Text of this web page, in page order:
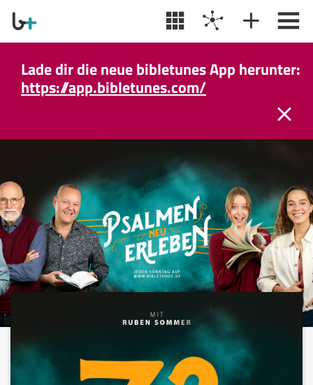
Lade dir die neue bibletunes App herunter:
https://app.bibletunes.com/